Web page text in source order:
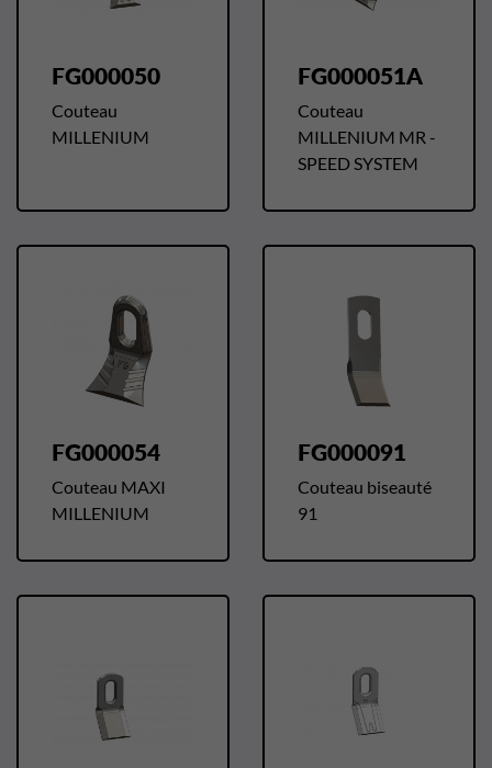
FG000050
Couteau
MILLENIUM
FG000051A
Couteau
MILLENIUM MR -
SPEED SYSTEM
FG000054
Couteau MAXI
MILLENIUM
FG000091
Couteau biseauté
91